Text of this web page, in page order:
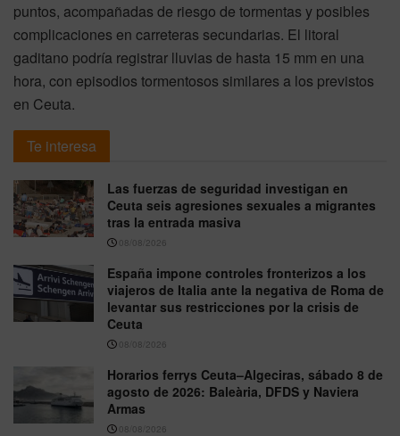
puntos, acompañadas de riesgo de tormentas y posibles
complicaciones en carreteras secundarias. El litoral
gaditano podría registrar lluvias de hasta 15 mm en una
hora, con episodios tormentosos similares a los previstos
en Ceuta.
Te interesa
Las fuerzas de seguridad investigan en
Ceuta seis agresiones sexuales a migrantes
tras la entrada masiva
08/08/2026
España impone controles fronterizos a los
viajeros de Italia ante la negativa de Roma de
levantar sus restricciones por la crisis de
Ceuta
08/08/2026
Horarios ferrys Ceuta–Algeciras, sábado 8 de
agosto de 2026: Baleària, DFDS y Naviera
Armas
08/08/2026